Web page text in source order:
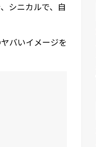
シニカルで、自
バいイメージを